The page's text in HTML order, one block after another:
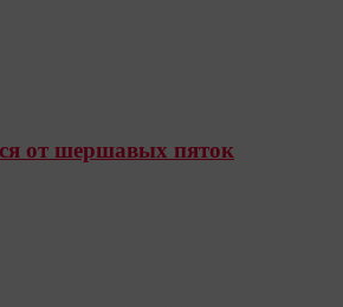
от шершавых пяток